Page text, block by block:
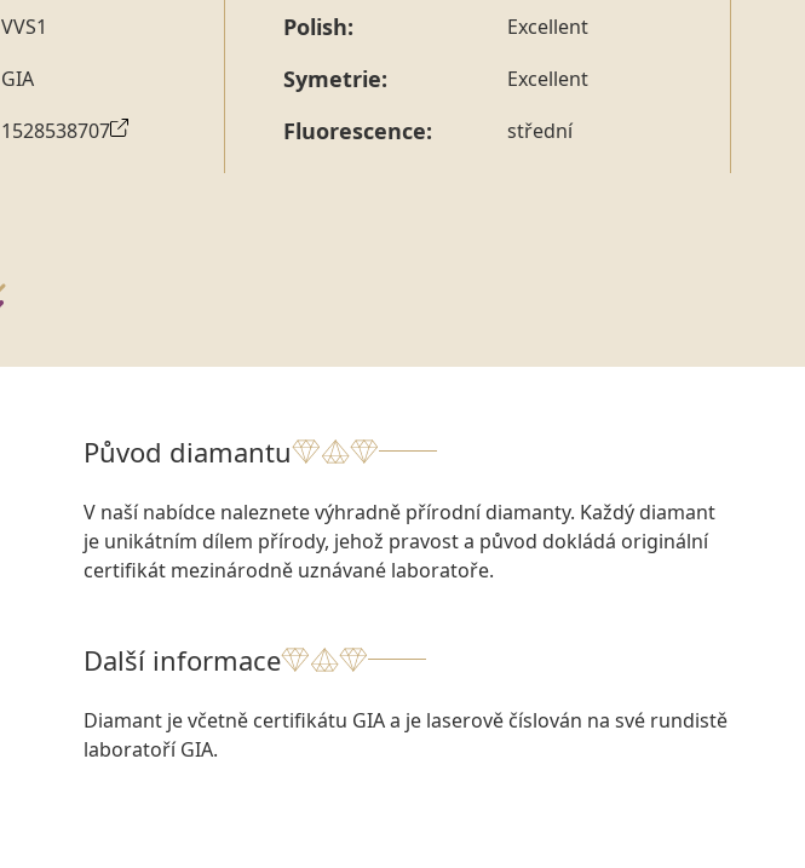
VVS1
GIA
1528538707
Polish: Excellent
Symetrie: Excellent
Fluorescence: střední
Původ diamantu
V naší nabídce naleznete výhradně přírodní diamanty. Každý diamant
je unikátním dílem přírody, jehož pravost a původ dokládá originální
certifikát mezinárodně uznávané laboratoře.
Další informace
Diamant je včetně certifikátu GIA a je laserově číslován na své rundistě
laboratoří GIA.